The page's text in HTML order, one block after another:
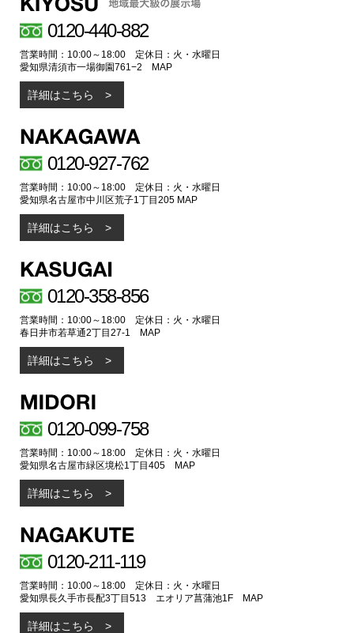
0120-440-882
営業時間：10:00～18:00 定休日：火・水曜日
愛知県清須市一場御園761−2
MAP
詳細はこちら
0120-927-762
営業時間：10:00～18:00 定休日：火・水曜日
愛知県名古屋市中川区荒子1丁目205 MAP
詳細はこちら
0120-358-856
営業時間：10:00～18:00 定休日：火・水曜日
春日井市若草通2丁目27-1 MAP
詳細はこちら
0120-099-758
営業時間：10:00～18:00 定休日：火・水曜日
愛知県名古屋市緑区境松1丁目405 MAP
詳細はこちら
0120-211-119
営業時間：10:00～18:00 定休日：火・水曜日
愛知県長久手市長配3丁目513 エオリア菖蒲池1F MAP
詳細はこちら